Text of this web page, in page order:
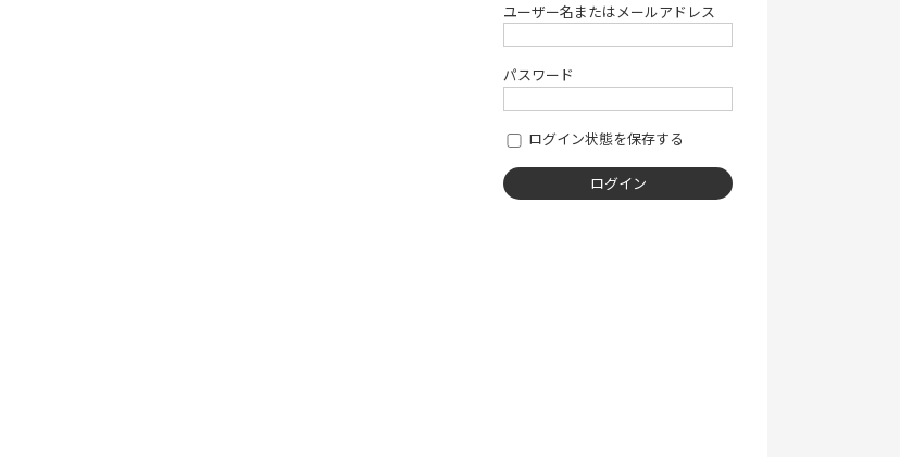
ユーザー名またはメールアドレス
パスワード
ログイン状態を保存する